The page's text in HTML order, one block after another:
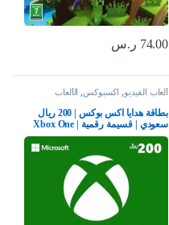
74.00 ر.س
ألعاب الفيديو اكسبوكس الألعاب
بطاقة هدايا اكس بوكس | 200 ريال
سعودي | قسيمة رقمية | Xbox One
سلسلة S | X وويندوز | (كود التحميل)
– حساب المملكة العربية السعودية